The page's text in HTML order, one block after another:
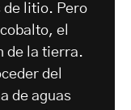
de litio. Pero
el
de la tierra.
del
de aguas